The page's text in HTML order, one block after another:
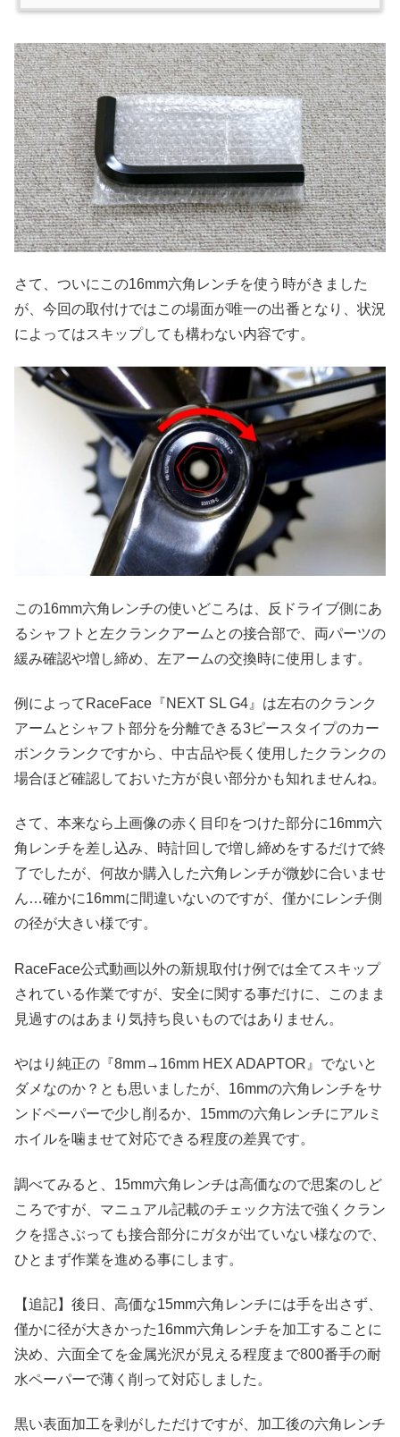
さて、ついにこの16mm六角レンチを使う時がきました
が、今回の取付けではこの場面が唯一の出番となり、状況
によってはスキップしても構わない内容です。
この16mm六角レンチの使いどころは、反ドライブ側にあ
るシャフトと左クランクアームとの接合部で、両パーツの
緩み確認や増し締め、左アームの交換時に使用します。
例によってRaceFace『NEXT SL G4』は左右のクランク
アームとシャフト部分を分離できる3ピースタイプのカー
ボンクランクですから、中古品や長く使用したクランクの
場合ほど確認しておいた方が良い部分かも知れませんね。
さて、本来なら上画像の赤く目印をつけた部分に16mm六
角レンチを差し込み、時計回しで増し締めをするだけで終
了でしたが、何故か購入した六角レンチが微妙に合いませ
ん…確かに16mmに間違いないのですが、僅かにレンチ側
の径が大きい様です。
RaceFace公式動画以外の新規取付け例では全てスキップ
されている作業ですが、安全に関する事だけに、このまま
見過すのはあまり気持ち良いものではありません。
やはり純正の『8mm→16mm HEX ADAPTOR』でないと
ダメなのか？とも思いましたが、16mmの六角レンチをサ
ンドペーパーで少し削るか、15mmの六角レンチにアルミ
ホイルを噛ませて対応できる程度の差異です。
調べてみると、15mm六角レンチは高価なので思案のしど
ころですが、マニュアル記載のチェック方法で強くクラン
クを揺さぶっても接合部分にガタが出ていない様なので、
ひとまず作業を進める事にします。
【追記】後日、高価な15mm六角レンチには手を出さず、
僅かに径が大きかった16mm六角レンチを加工することに
決め、六面全てを金属光沢が見える程度まで800番手の耐
水ペーパーで薄く削って対応しました。
黒い表面加工を剥がしただけですが、加工後の六角レンチ